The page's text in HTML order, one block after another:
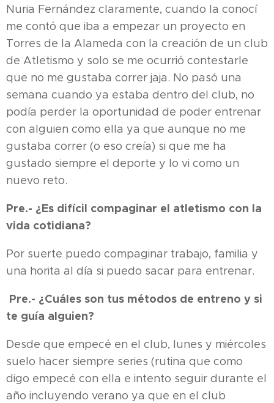
Nuria Fernández claramente, cuando la conocí
me contó que iba a empezar un proyecto en
Torres de la Alameda con la creación de un club
de Atletismo y solo se me ocurrió contestarle
que no me gustaba correr jaja. No pasó una
semana cuando ya estaba dentro del club, no
podía perder la oportunidad de poder entrenar
con alguien como ella ya que aunque no me
gustaba correr (o eso creía) si que me ha
gustado siempre el deporte y lo vi como un
nuevo reto.
Pre.- ¿Es difícil compaginar el atletismo con la
vida cotidiana?
Por suerte puedo compaginar trabajo, familia y
una horita al día si puedo sacar para entrenar.
Pre.- ¿Cuáles son tus métodos de entreno y si
te guía alguien?
Desde que empecé en el club, lunes y miércoles
suelo hacer siempre series (rutina que como
digo empecé con ella e intento seguir durante el
año incluyendo verano ya que en el club